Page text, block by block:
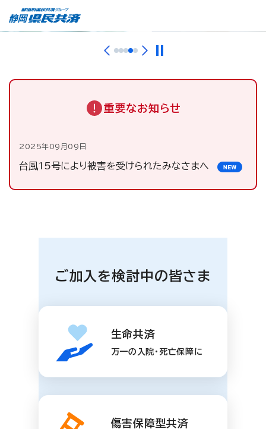
重要なお知らせ
2025年09月09日
台風15号により被害を受けられたみなさまへ
ご加入を検討中の皆さま
生命共済
万一の入院・死亡保障に
傷害保障型共済